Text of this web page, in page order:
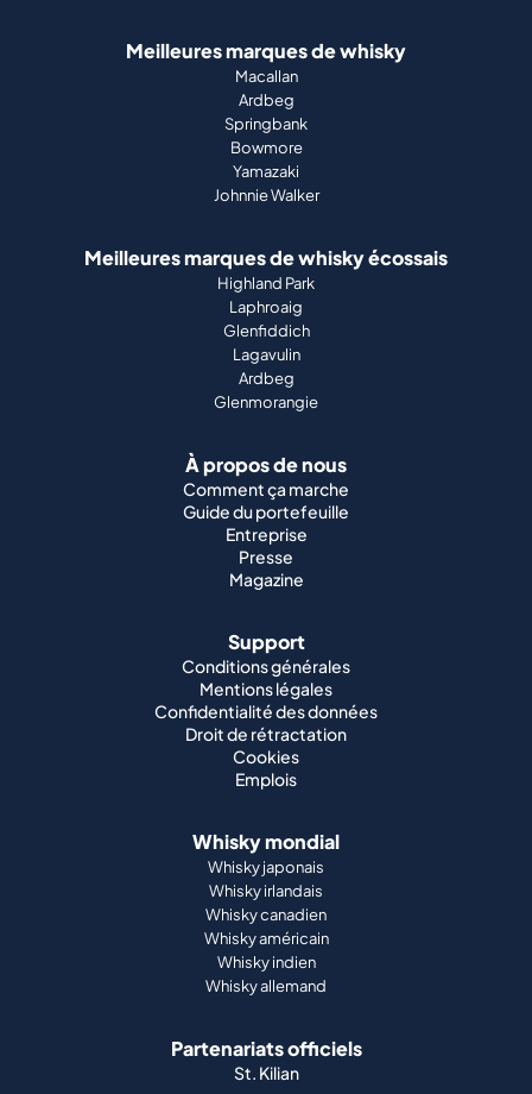
Meilleures marques de whisky
Macallan
Ardbeg
Springbank
Bowmore
Yamazaki
Johnnie Walker
Meilleures marques de whisky écossais
Highland Park
Laphroaig
Glenfiddich
Lagavulin
Ardbeg
Glenmorangie
À propos de nous
Comment ça marche
Guide du portefeuille
Entreprise
Presse
Magazine
Support
Conditions générales
Mentions légales
Confidentialité des données
Droit de rétractation
Cookies
Emplois
Whisky mondial
Whisky japonais
Whisky irlandais
Whisky canadien
Whisky américain
Whisky indien
Whisky allemand
Partenariats officiels
St. Kilian